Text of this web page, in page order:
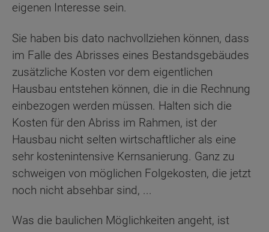
eigenen Interesse sein.
Sie haben bis dato nachvollziehen können, dass
im Falle des Abrisses eines Bestandsgebäudes
zusätzliche Kosten vor dem eigentlichen
Hausbau entstehen können, die in die Rechnung
einbezogen werden müssen. Halten sich die
Kosten für den Abriss im Rahmen, ist der
Hausbau nicht selten wirtschaftlicher als eine
sehr kostenintensive Kernsanierung. Ganz zu
schweigen von möglichen Folgekosten, die jetzt
noch nicht absehbar sind, ...
Was die baulichen Möglichkeiten angeht, ist